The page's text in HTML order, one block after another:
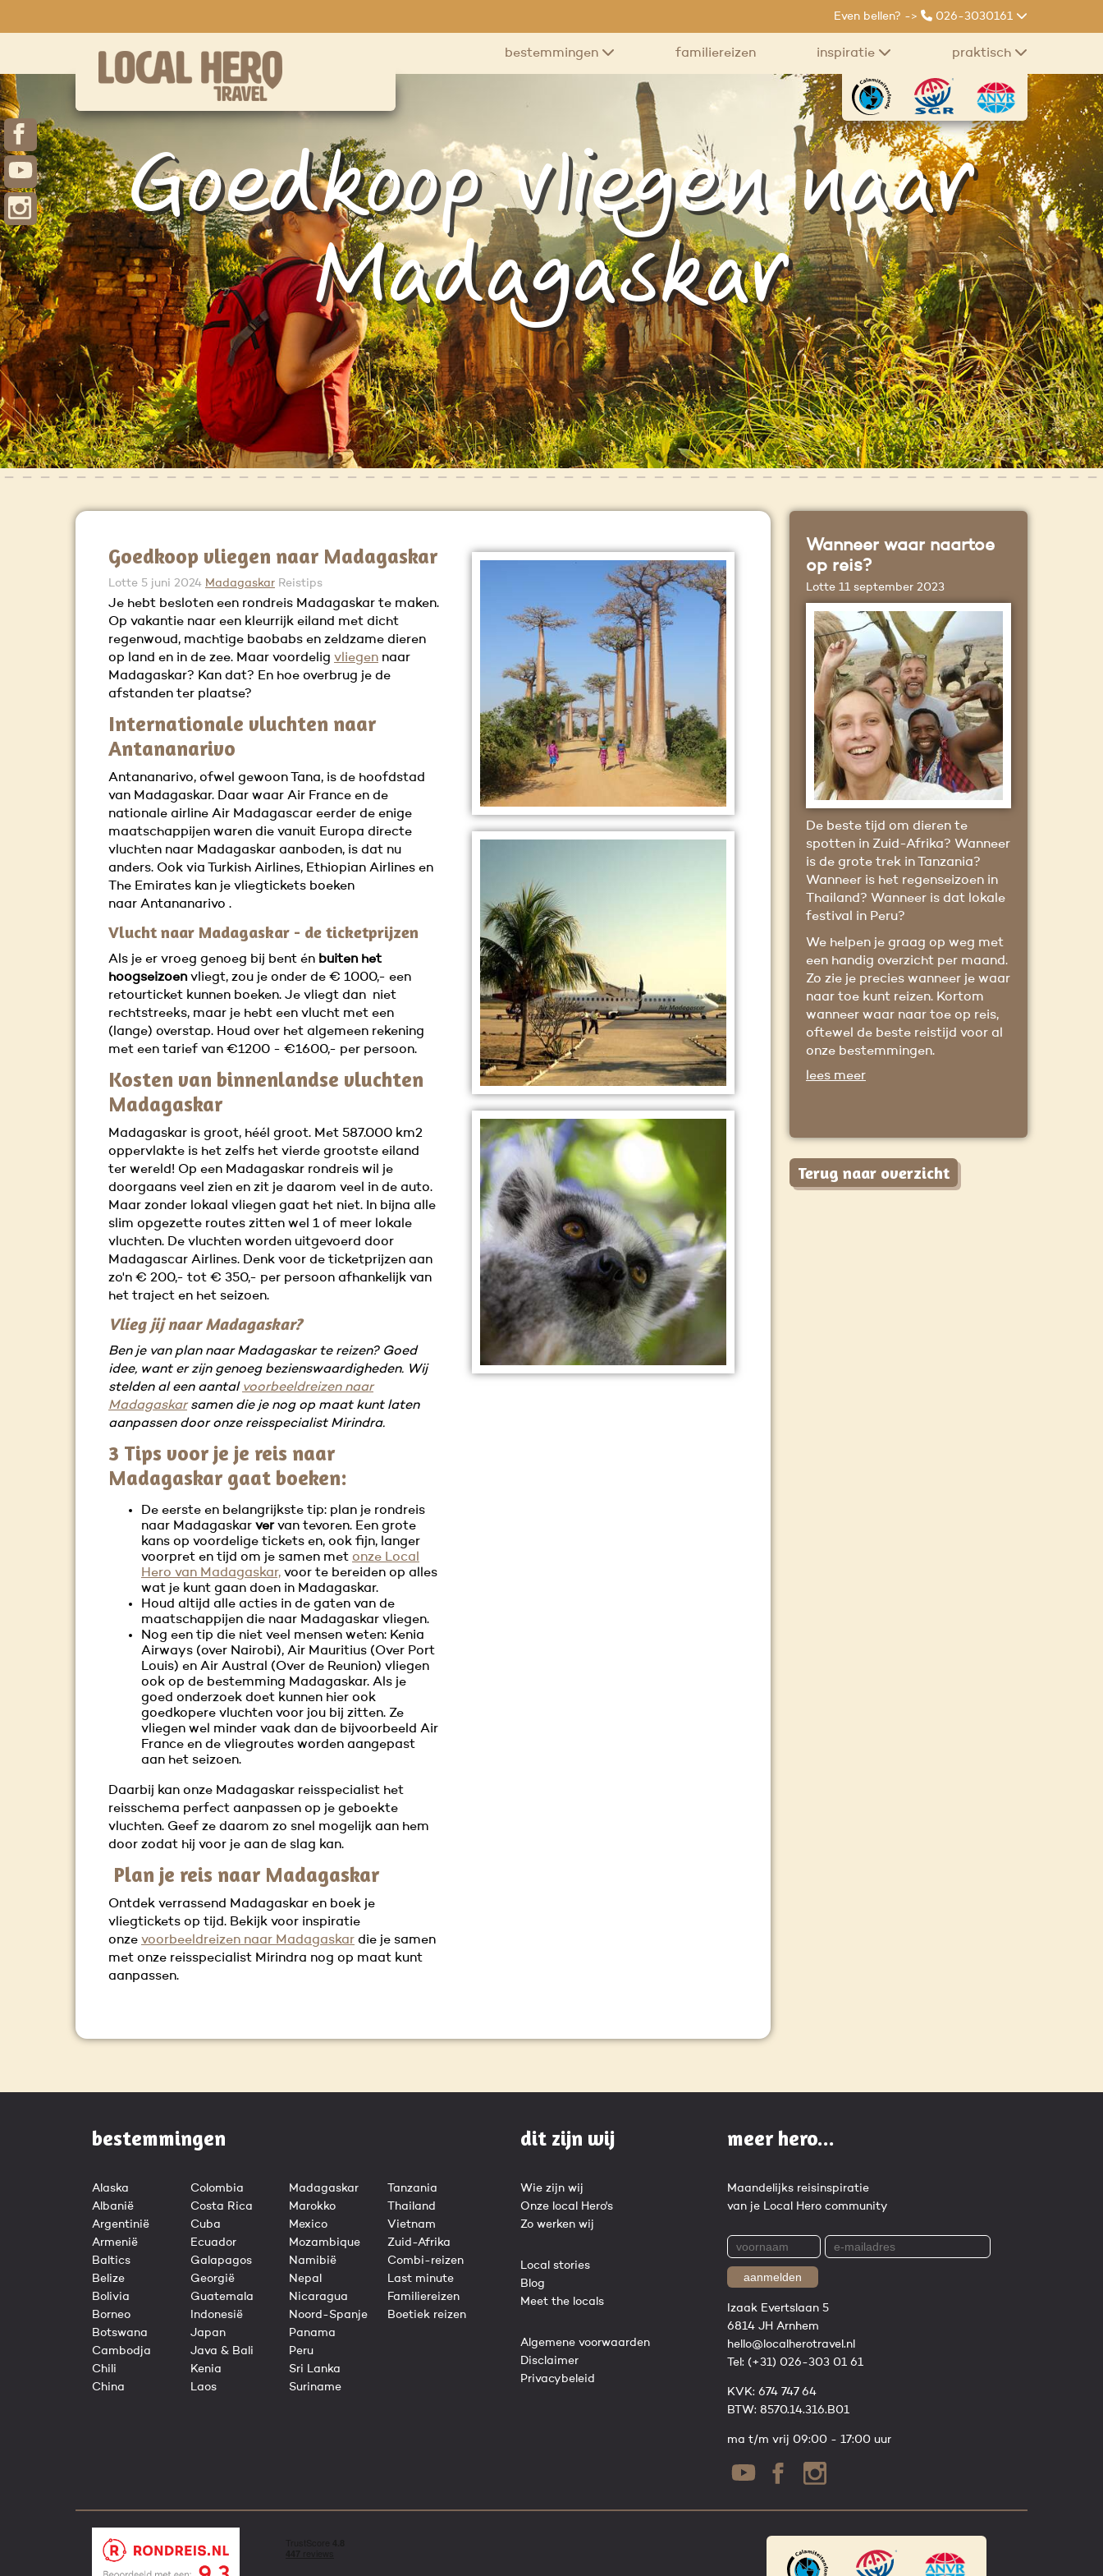
Even bellen? -> 026-3030161
bestemmingen familiereizen inspiratie praktisch
Goedkoop vliegen naar
Madagaskar
Goedkoop vliegen naar Madagaskar
Lotte 5 juni 2024 Madagaskar Reistips
Je hebt besloten een rondreis Madagaskar te maken.
Op vakantie naar een kleurrijk eiland met dicht
regenwoud, machtige baobabs en zeldzame dieren
op land en in de zee. Maar voordelig vliegen naar
Madagaskar? Kan dat? En hoe overbrug je de
afstanden ter plaatse?
Internationale vluchten naar
Antananarivo
Antananarivo, ofwel gewoon Tana, is de hoofdstad
van Madagaskar. Daar waar Air France en de
nationale airline Air Madagascar eerder de enige
maatschappijen waren die vanuit Europa directe
vluchten naar Madagaskar aanboden, is dat nu
anders. Ook via Turkish Airlines, Ethiopian Airlines en
The Emirates kan je vliegtickets boeken
naar Antananarivo .
Vlucht naar Madagaskar - de ticketprijzen
Als je er vroeg genoeg bij bent én buiten het
hoogseizoenvliegt, zou je onder de € 1000,- een
retourticket kunnen boeken. Je vliegt dan niet
rechtstreeks, maar je hebt een vlucht met een
(lange) overstap. Houd over het algemeen rekening
met een tarief van €1200 - €1600,- per persoon.
Kosten van binnenlandse vluchten
Madagaskar
Madagaskar is groot, héél groot. Met 587.000 km2
oppervlakte is het zelfs het vierde grootste eiland
ter wereld! Op een Madagaskar rondreis wil je
doorgaans veel zien en zit je daarom veel in de auto.
Maar zonder lokaal vliegen gaat het niet. In bijna alle
slim opgezette routes zitten wel 1 of meer lokale
vluchten. De vluchten worden uitgevoerd door
Madagascar Airlines. Denk voor de ticketprijzen aan
zo'n € 200,- tot € 350,- per persoon afhankelijk van
het traject en het seizoen.
Vlieg jij naar Madagaskar?
Ben je van plan naar Madagaskar te reizen? Goed
idee, want er zijn genoeg bezienswaardigheden. Wij
stelden al een aantal voorbeeldreizen naar
Madagaskarsamen die je nog op maat kunt laten
aanpassen door onze reisspecialist Mirindra.
3 Tips voor je je reis naar
Madagaskar gaat boeken:
De eerste en belangrijkste tip: plan je rondreis
naar Madagaskar vervan tevoren. Een grote
kans op voordelige tickets en, ook fijn, langer
voorpret en tijd om je samen met onze Local
Hero van Madagaskar, voor te bereiden op alles
wat je kunt gaan doen in Madagaskar.
Houd altijd alle acties in de gaten van de
maatschappijen die naar Madagaskar vliegen.
Nog een tip die niet veel mensen weten: Kenia
Airways (over Nairobi), Air Mauritius (Over Port
Louis) en Air Austral (Over de Reunion) vliegen
ook op de bestemming Madagaskar. Als je
goed onderzoek doet kunnen hier ook
goedkopere vluchten voor jou bij zitten. Ze
vliegen wel minder vaak dan de bijvoorbeeld Air
France en de vliegroutes worden aangepast
aan het seizoen.
Daarbij kan onze Madagaskar reisspecialist het
reisschema perfect aanpassen op je geboekte
vluchten. Geef ze daarom zo snel mogelijk aan hem
door zodat hij voor je aan de slag kan.
Plan je reis naar Madagaskar
Ontdek verrassend Madagaskar en boek je
vliegtickets op tijd. Bekijk voor inspiratie
onze voorbeeldreizen naar Madagaskar die je samen
met onze reisspecialist Mirindra nog op maat kunt
aanpassen.
Wanneer waar naartoe
op reis?
Lotte 11 september 2023
De beste tijd om dieren te
spotten in Zuid-Afrika? Wanneer
is de grote trek in Tanzania?
Wanneer is het regenseizoen in
Thailand? Wanneer is dat lokale
festival in Peru?
We helpen je graag op weg met
een handig overzicht per maand.
Zo zie je precies wanneer je waar
naar toe kunt reizen. Kortom
wanneer waar naar toe op reis,
oftewel de beste reistijd voor al
onze bestemmingen.
lees meer
Terug naar overzicht
bestemmingen
Alaska
Albanië
Argentinië
Armenië
Baltics
Belize
Bolivia
Borneo
Botswana
Cambodja
Chili
China
Colombia
Costa Rica
Cuba
Ecuador
Galapagos
Georgië
Guatemala
Indonesië
Japan
Java & Bali
Kenia
Laos
Madagaskar
Marokko
Mexico
Mozambique
Namibië
Nepal
Nicaragua
Noord-Spanje
Panama
Peru
Sri Lanka
Suriname
Tanzania
Thailand
Vietnam
Zuid-Afrika
Combi-reizen
Last minute
Familiereizen
Boetiek reizen
dit zijn wij
Wie zijn wij
Onze local Hero's
Zo werken wij
Local stories
Blog
Meet the locals
Algemene voorwaarden
Disclaimer
Privacybeleid
meer hero...
Maandelijks reisinspiratie
van je Local Hero community
aanmelden
Izaak Evertslaan 5
6814 JH Arnhem
hello@localherotravel.nl
Tel: (+31) 026-303 01 61
KVK: 674 747 64
BTW: 8570.14.316.B01
ma t/m vrij 09:00 - 17:00 uur